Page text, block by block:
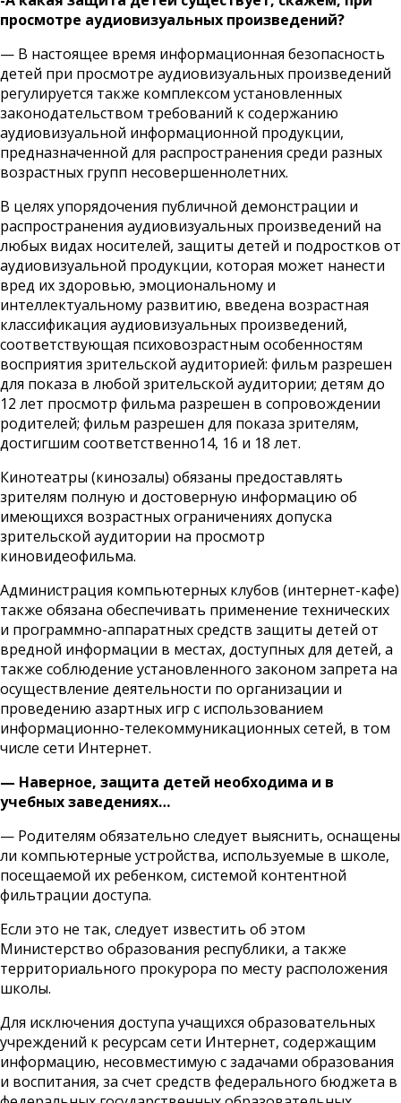
просмотре аудиовизуальных произведений?
— В настоящее время информационная безопасность
детей при просмотре аудиовизуальных произведений
регулируется также комплексом установленных
законодательством требований к содержанию
аудиовизуальной информационной продукции,
предназначенной для распространения среди разных
возрастных групп несовершеннолетних.
В целях упорядочения публичной демонстрации и
распространения аудио­визуальных произведений на
любых видах носителей, защиты детей и подростков от
аудиовизуальной продукции, которая может нанести
вред их здоровью, эмоциональному и
интеллектуальному развитию, введена возрастная
классификация аудиовизуальных произведений,
соответствующая психовозрастным особенностям
восприятия зрительской аудиторией: фильм разрешен
для показа в любой зрительской аудитории; детям до
12 лет просмотр фильма разрешен в сопровождении
родителей; фильм разрешен для показа зрителям,
достигшим соответственно14, 16 и 18 лет.
Кинотеатры (кинозалы) обязаны предоставлять
зрителям полную и достоверную информацию об
имеющихся возрастных ограничениях допуска
зрительской аудитории на просмотр
киновидеофильма.
Администрация компьютерных клубов (интернет-кафе)
также обязана обеспечивать применение технических
и программно-аппаратных средств защиты детей от
вредной информации в местах, доступных для детей, а
также соблюдение установленного законом запрета на
осуществление деятельности по организации и
проведению азартных игр с использованием
информационно-телекоммуникационных сетей, в том
числе сети Интернет.
— Наверное, защита детей необходима и в
учебных заведениях…
— Родителям обязательно следует выяснить, оснащены
ли компьютерные устройства, используемые в школе,
посещаемой их ребенком, системой контентной
фильтрации доступа.
Если это не так, следует известить об этом
Министерство образования республики, а также
территориального прокурора по месту расположения
школы.
Для исключения доступа учащихся образовательных
учреждений к ресурсам сети Интернет, содержащим
информацию, несовместимую с задачами образования
и воспитания, за счет средств федерального бюджета в